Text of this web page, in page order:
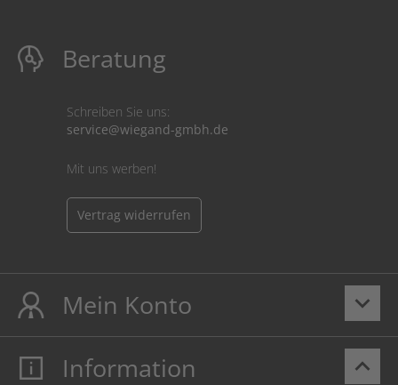
Beratung
Schreiben Sie uns:
service@wiegand-gmbh.de
Mit uns werben!
Vertrag widerrufen
keyboard_arrow_down
Mein Konto
Mein Konto
keyboard_arrow_up
Information